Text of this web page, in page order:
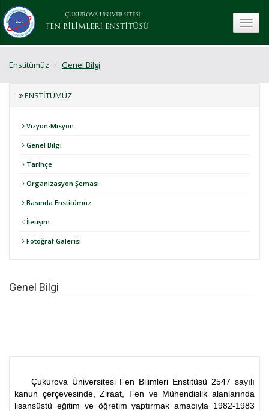
ÇUKUROVA ÜNİVERSİTESİ
FEN BİLİMLERİ ENSTİTÜSÜ
Enstitümüz Genel Bilgi
ENSTITÜMÜZ
Vizyon-Misyon
Genel Bilgi
Tarihçe
Organizasyon Şeması
Basında Enstitümüz
İletişim
Fotoğraf Galerisi
Genel Bilgi
Çukurova Üniversitesi Fen Bilimleri Enstitüsü 2547 sayılı
kanun çerçevesinde, Ziraat, Fen ve Mühendislik alanlarında
lisansüstü eğitim ve öğretim yaptırmak amacıyla 1982-1983